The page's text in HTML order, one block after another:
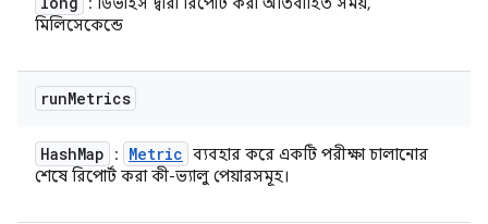
মিলিসেকেন্ডে
runMetrics
HashMap : Metric ব্যবহার করে একটি পরীক্ষা চালানোর
শেষে রিপোর্ট করা কী-ভ্যালু পেয়ারসমূহ।